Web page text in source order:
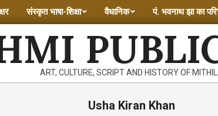
संस्कृत भाषा-शिक्षा वैधानिक पं. भवनाथ झा का
ART, CULTURE, SCRIPT AND HISTORY OF
Usha Kiran Khan